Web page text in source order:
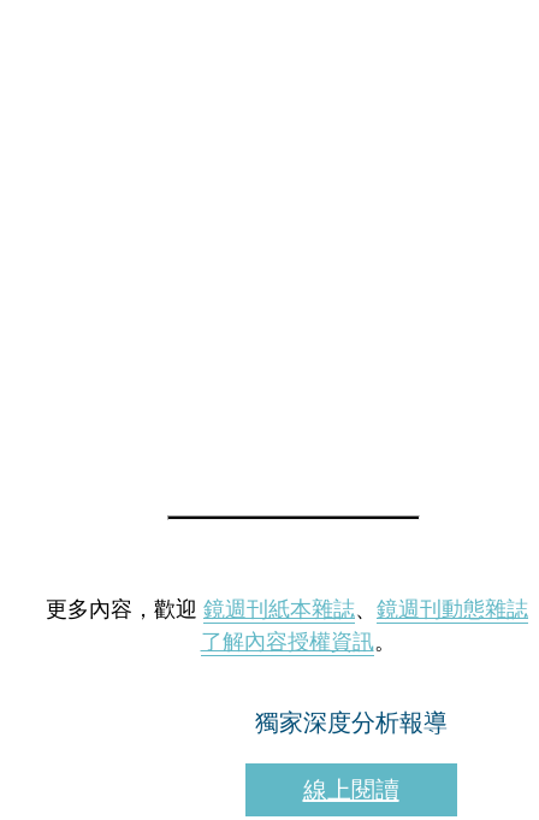
更多內容，歡迎 鏡週刊紙本雜誌、 鏡週刊動態雜誌
了解內容授權資訊。
獨家深度分析報導
線上閱讀